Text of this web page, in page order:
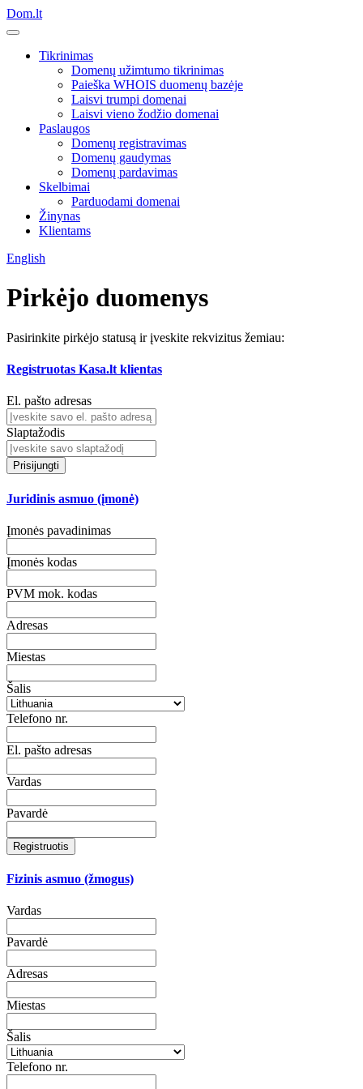
Dom.lt
Tikrinimas
Domenų užimtumo tikrinimas
Paieška WHOIS duomenų bazėje
Laisvi trumpi domenai
Laisvi vieno žodžio domenai
Paslaugos
Domenų registravimas
Domenų gaudymas
Domenų pardavimas
Skelbimai
Parduodami domenai
Žinynas
Klientams
English
Pirkėjo duomenys
Pasirinkite pirkėjo statusą ir įveskite rekvizitus žemiau:
Registruotas Kasa.lt klientas
El. pašto adresas
Slaptažodis
Prisijungti
Juridinis asmuo (įmonė)
Įmonės pavadinimas
Įmonės kodas
PVM mok. kodas
Adresas
Miestas
Šalis
Telefono nr.
El. pašto adresas
Vardas
Pavardė
Registruotis
Fizinis asmuo (žmogus)
Vardas
Pavardė
Adresas
Miestas
Šalis
Telefono nr.